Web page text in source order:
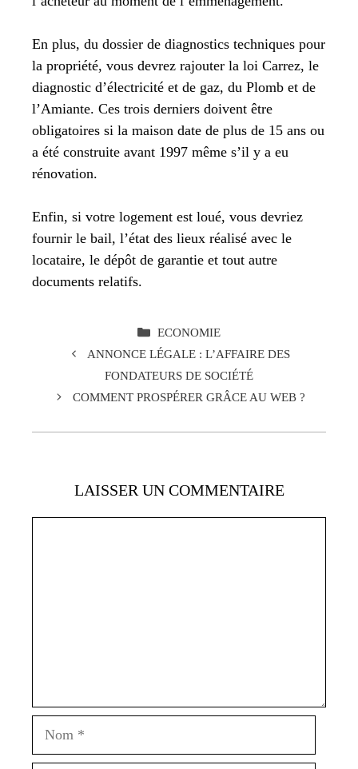
En plus, du dossier de diagnostics techniques pour
la propriété, vous devrez rajouter la loi Carrez, le
diagnostic d’électricité et de gaz, du Plomb et de
l’Amiante. Ces trois derniers doivent être
obligatoires si la maison date de plus de 15 ans ou
a été construite avant 1997 même s’il y a eu
rénovation.
Enfin, si votre logement est loué, vous devriez
fournir le bail, l’état des lieux réalisé avec le
locataire, le dépôt de garantie et tout autre
documents relatifs.
CATÉGORIES
ECONOMIE
ANNONCE LÉGALE : L’AFFAIRE DES
FONDATEURS DE SOCIÉTÉ
COMMENT PROSPÉRER GRÂCE AU WEB ?
LAISSER UN COMMENTAIRE